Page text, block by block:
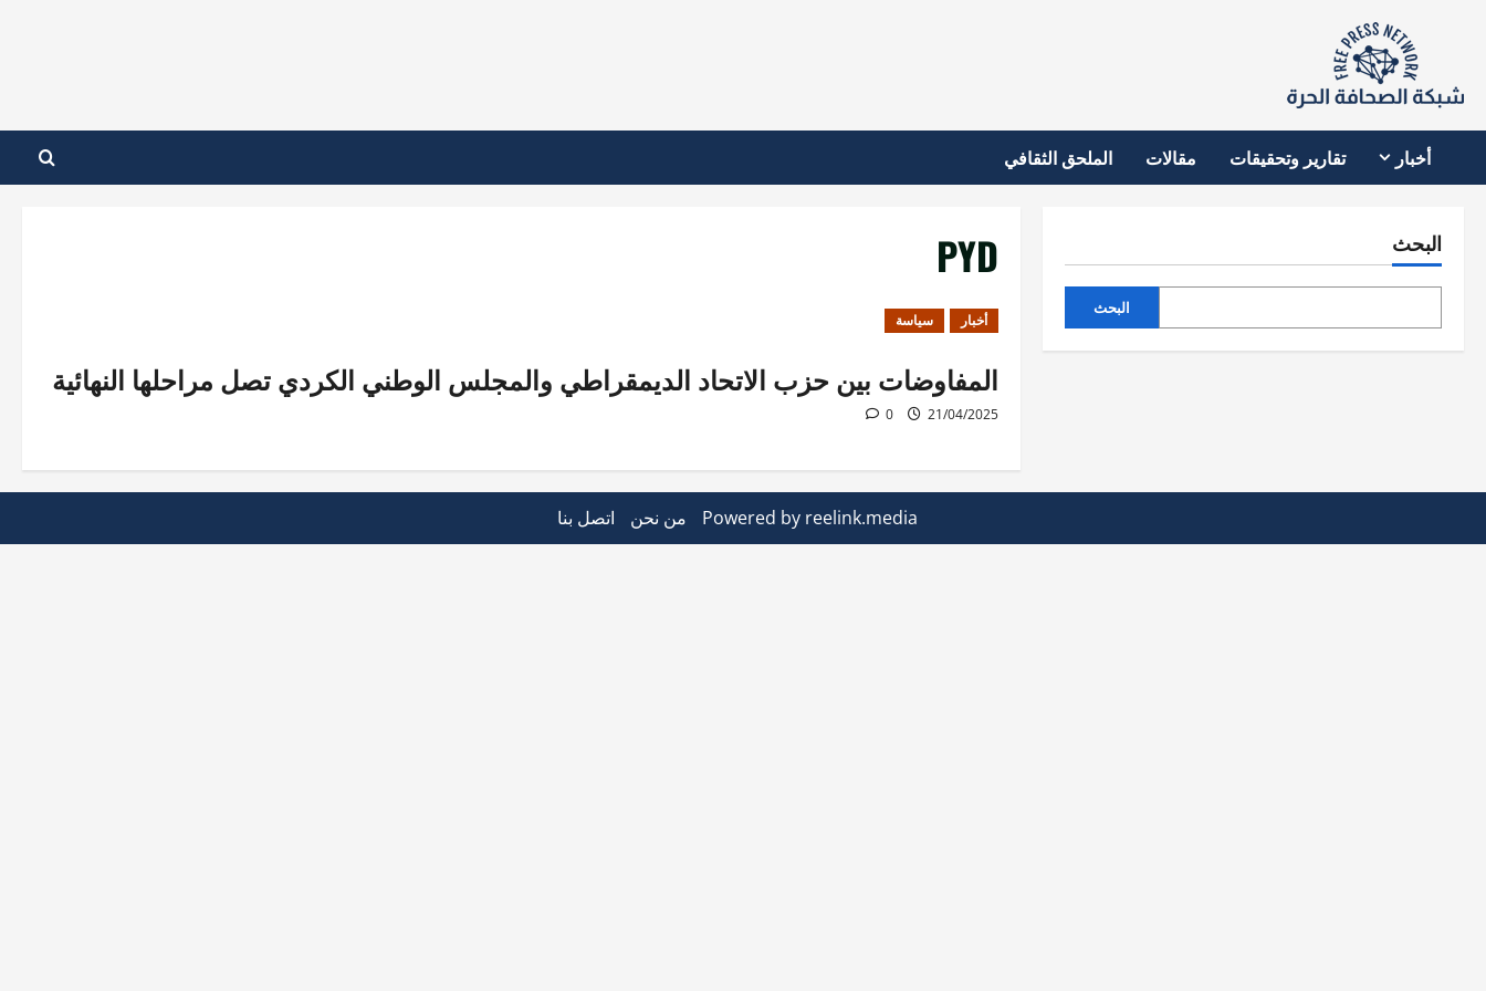
أخبار تقارير وتحقيقات مقالات الملحق الثقافي
PYD
أخبار سياسة
المفاوضات بين حزب الاتحاد الديمقراطي والمجلس الوطني الكردي تصل مراحلها النهائية
21/04/2025
0
البحث
البحث
Powered by reelink.media من نحن اتصل بنا